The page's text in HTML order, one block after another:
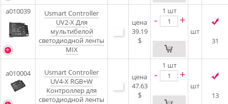
a010039
Usmart Controller
UV2-X Для
мультибелой
светодиодной ленты
MIX
цена
39.19
$
1 шт
- +
шт
31
a010004
Usmart Controller
UV4-X RGB+W
Контроллер для
светодиодной ленты
цена
47.63
$
1 шт
- +
шт
13